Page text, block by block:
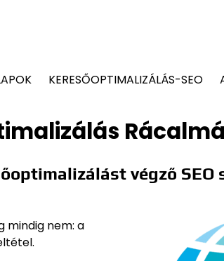
KERESŐOPTIMALIZÁLÁS-SEO
végző SEO
mindig nem: a